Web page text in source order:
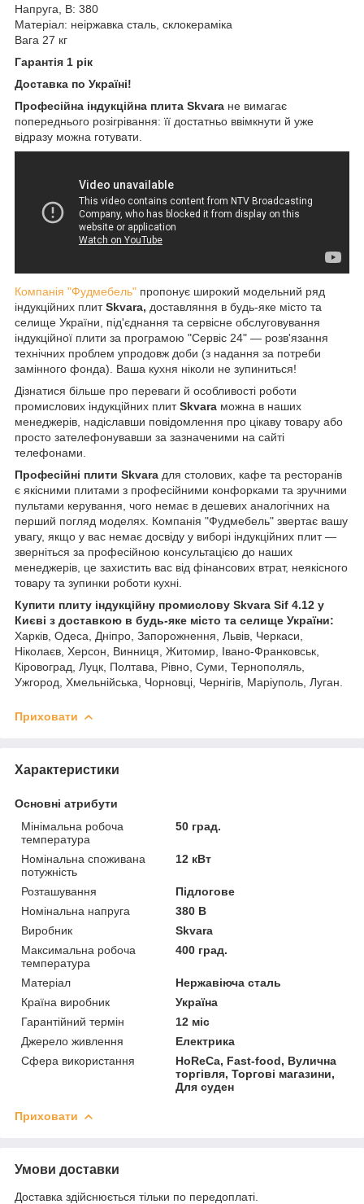
Напруга, В: 380
Матеріал: неіржавка сталь, склокераміка
Вага 27 кг
Гарантія 1 рік
Доставка по Україні!
Професійна індукційна плита Skvara не вимагає
попереднього розігрівання: її достатньо ввімкнути й уже
відразу можна готувати.
Компанія "Фудмебель" пропонує широкий модельний ряд
індукційних плитSkvara, доставляння в будь-яке місто та
селище України, під'єднання та сервісне обслуговування
індукційної плити за програмою "Сервіс 24" — розв'язання
технічних проблем упродовж доби (з надання за потреби
замінного фонда). Ваша кухня ніколи не зупиниться!
Дізнатися більше про переваги й особливості роботи
промислових індукційних плитSkvara можна в наших
менеджерів, надіславши повідомлення про цікаву товару або
просто зателефонувавши за зазначеними на сайті
телефонами.
Професійні плити Skvara для столових, кафе та ресторанів
є якісними плитами з професійними конфорками та зручними
пультами керування, чого немає в дешевих аналогічних на
перший погляд моделях. Компанія "Фудмебель" звертає вашу
увагу, якщо у вас немає досвіду у виборі індукційних плит —
зверніться за професійною консультацією до наших
менеджерів, це захистить вас від фінансових втрат, неякісного
товару та зупинки роботи кухні.
Купити плиту індукційну промислову Skvara Sif 4.12 у
Києві з доставкою в будь-яке місто та селище України:
Харків, Одеса, Дніпро, Запорожнення, Львів, Черкаси,
Ніколаєв, Херсон, Винниця, Житомир, Івано-Франковськ,
Кіровоград, Луцк, Полтава, Рівно, Суми, Тернополяль,
Ужгород, Хмельнійська, Чорновці, Чернігів, Маріуполь, Луган.
Приховати
Характеристики
Основні атрибути
Мінімальна робоча
температура
50 град.
Номінальна споживана
потужність
12 кВт
Розташування
Підлогове
Номінальна напруга
380 В
Виробник
Skvara
Максимальна робоча
температура
400 град.
Матеріал
Нержавіюча сталь
Країна виробник
Україна
Гарантійний термін
12 міс
Джерело живлення
Електрика
Сфера використання
HoReCa, Fast-food, Вулична
торгівля, Торгові магазини,
Для суден
Приховати
Умови доставки
Доставка здійснюється тільки по передоплаті.